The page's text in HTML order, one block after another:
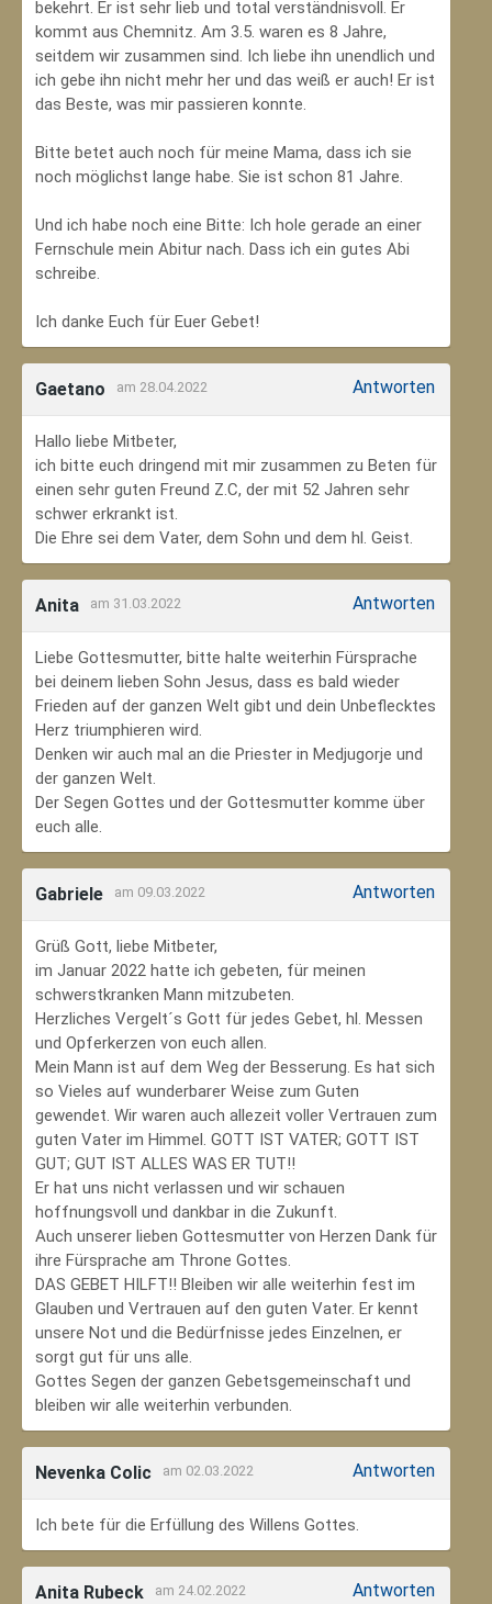
bekehrt. Er ist sehr lieb und total verständnisvoll. Er
kommt aus Chemnitz. Am 3.5. waren es 8 Jahre,
seitdem wir zusammen sind. Ich liebe ihn unendlich und
ich gebe ihn nicht mehr her und das weiß er auch! Er ist
das Beste, was mir passieren konnte.
Bitte betet auch noch für meine Mama, dass ich sie
noch möglichst lange habe. Sie ist schon 81 Jahre.
Und ich habe noch eine Bitte: Ich hole gerade an einer
Fernschule mein Abitur nach. Dass ich ein gutes Abi
schreibe.
Ich danke Euch für Euer Gebet!
Gaetano am 28.04.2022 Antworten
Hallo liebe Mitbeter,
ich bitte euch dringend mit mir zusammen zu Beten für
einen sehr guten Freund Z.C, der mit 52 Jahren sehr
schwer erkrankt ist.
Die Ehre sei dem Vater, dem Sohn und dem hl. Geist.
Anita am 31.03.2022 Antworten
Liebe Gottesmutter, bitte halte weiterhin Fürsprache
bei deinem lieben Sohn Jesus, dass es bald wieder
Frieden auf der ganzen Welt gibt und dein Unbeflecktes
Herz triumphieren wird.
Denken wir auch mal an die Priester in Medjugorje und
der ganzen Welt.
Der Segen Gottes und der Gottesmutter komme über
euch alle.
Gabriele am 09.03.2022 Antworten
Grüß Gott, liebe Mitbeter,
im Januar 2022 hatte ich gebeten, für meinen
schwerstkranken Mann mitzubeten.
Herzliches Vergelt´s Gott für jedes Gebet, hl. Messen
und Opferkerzen von euch allen.
Mein Mann ist auf dem Weg der Besserung. Es hat sich
so Vieles auf wunderbarer Weise zum Guten
gewendet. Wir waren auch allezeit voller Vertrauen zum
guten Vater im Himmel. GOTT IST VATER; GOTT IST
GUT; GUT IST ALLES WAS ER TUT!!
Er hat uns nicht verlassen und wir schauen
hoffnungsvoll und dankbar in die Zukunft.
Auch unserer lieben Gottesmutter von Herzen Dank für
ihre Fürsprache am Throne Gottes.
DAS GEBET HILFT!! Bleiben wir alle weiterhin fest im
Glauben und Vertrauen auf den guten Vater. Er kennt
unsere Not und die Bedürfnisse jedes Einzelnen, er
sorgt gut für uns alle.
Gottes Segen der ganzen Gebetsgemeinschaft und
bleiben wir alle weiterhin verbunden.
Nevenka Colic am 02.03.2022 Antworten
Ich bete für die Erfüllung des Willens Gottes.
Anita Rubeck am 24.02.2022 Antworten